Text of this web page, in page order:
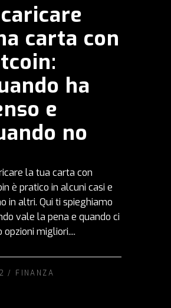
carta con
ha
e
no
la tua carta con
è pratico in alcuni casi e
in altri. Qui ti spieghiamo
vale la pena e quando ci
opzioni migliori....
/ FINANZA